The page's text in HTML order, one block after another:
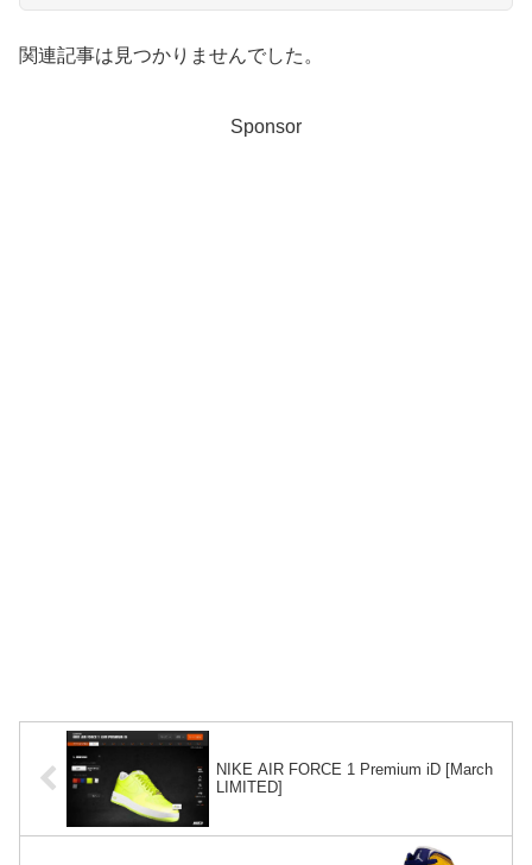
関連記事は見つかりませんでした。
Sponsor
NIKE AIR FORCE 1 Premium iD [March
LIMITED]